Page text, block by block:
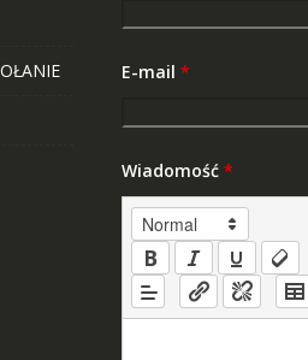
E-mail *
Wiadomość *